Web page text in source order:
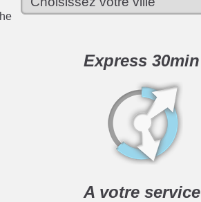
Express 30min
A votre service